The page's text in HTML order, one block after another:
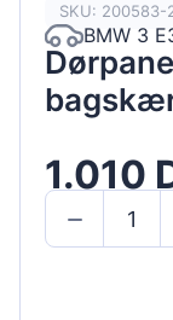
SKU: 200583-
BMW 3
1.010